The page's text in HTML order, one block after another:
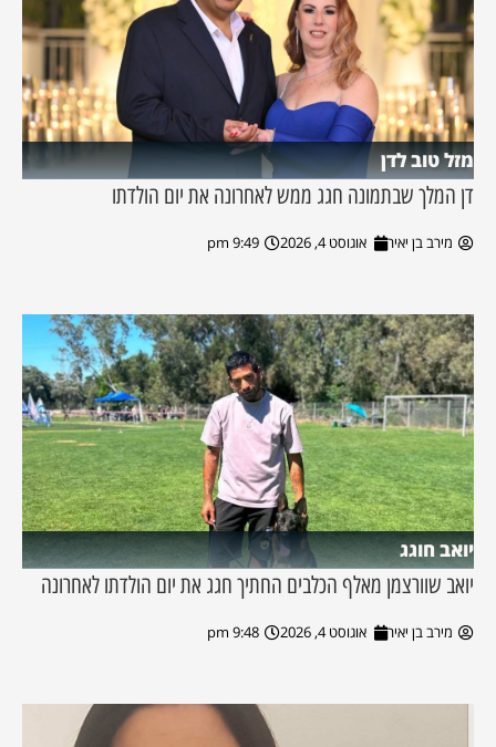
מזל טוב לדן
דן המלך שבתמונה חגג ממש לאחרונה את יום הולדתו
מירב בן יאיר אוגוסט 4, 2026 9:49 pm
יואב חוגג
יואב שוורצמן מאלף הכלבים החתיך חגג את יום הולדתו לאחרונה
מירב בן יאיר אוגוסט 4, 2026 9:48 pm